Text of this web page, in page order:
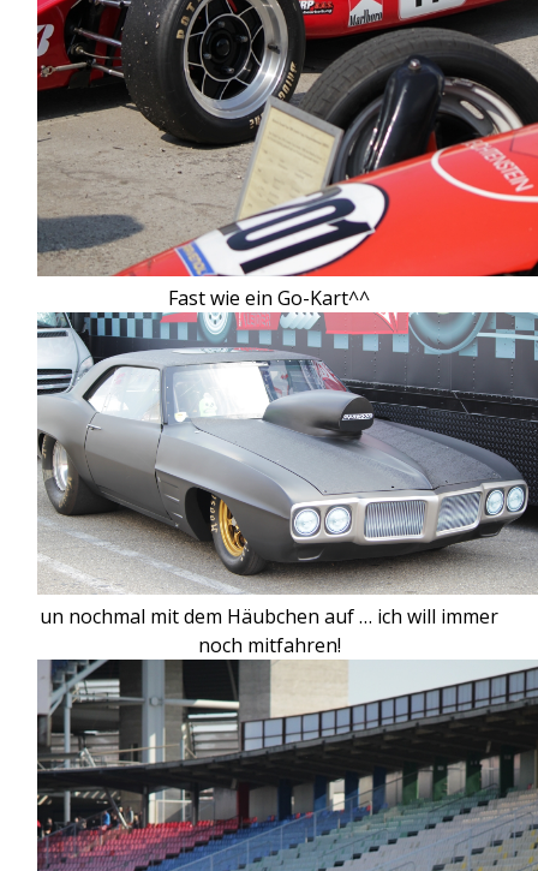
Fast wie ein Go-Kart^^
un nochmal mit dem Häubchen auf … ich will immer
noch mitfahren!